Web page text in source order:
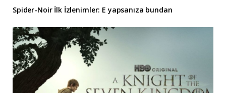
Spider-Noir İlk İzlenimler: E yapsanıza bundan